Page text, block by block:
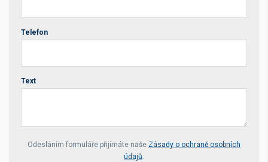
Telefon
Text
Your website *
Odesláním formuláře přijímáte naše Zásady o ochraně osobních
údajů.